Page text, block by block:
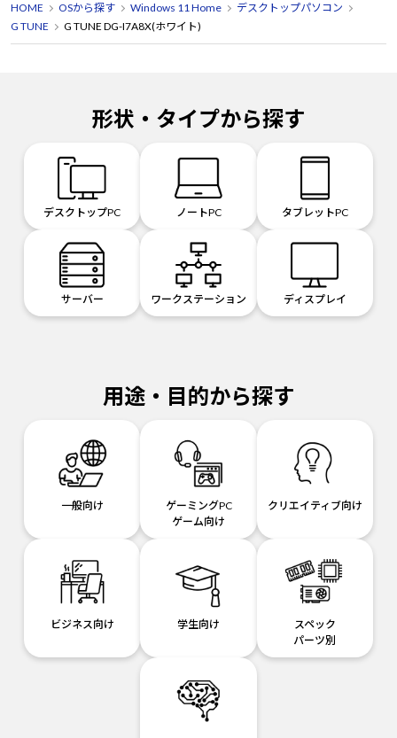
HOME OSから探す Windows 11 Home
デスクトップパソコン
G TUNE
G TUNE DG-I7A8X(ホワイト)
形状・タイプから探す
デスクトップPC ノートPC タブレットPC
サーバー ワークステーション ディスプレイ
用途・目的から探す
一般向け
ゲーミングPC
ゲーム向け
クリエイティブ向け
ビジネス向け 学生向け
スペック
パーツ別